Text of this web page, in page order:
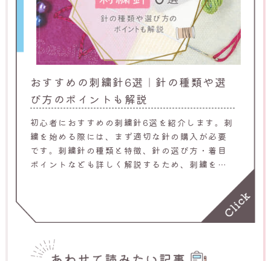
おすすめの刺繍針6選｜針の種類や選
び方のポイントも解説
初心者におすすめの刺繍針6選を紹介します。刺
繍を始める際には、まず適切な針の購入が必要
です。刺繍針の種類と特徴、針の選び方・着目
ポイントなども詳しく解説するため、刺繍をす